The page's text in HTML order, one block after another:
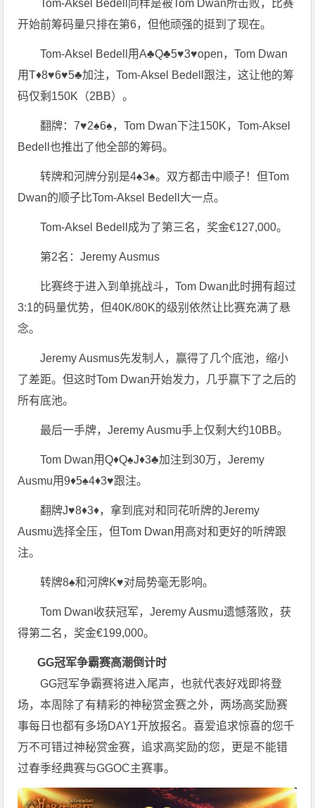
Tom-Aksel Bedell同样是被Tom Dwan所击败，比赛
开始前筹码量只排在第6，但他顽强的挺到了现在。
Tom-Aksel Bedell用A♣Q♣5♥3♥open，Tom Dwan
用T♦8♥6♥5♣加注，Tom-Aksel Bedell跟注，这让他的筹
码仅剩150K（2BB）。
翻牌：7♥2♠6♠，Tom Dwan下注150K，Tom-Aksel
Bedell也推出了他全部的筹码。
转牌和河牌分别是4♠3♠。双方都击中顺子！但Tom
Dwan的顺子比Tom-Aksel Bedell大一点。
Tom-Aksel Bedell成为了第三名，奖金€127,000。
第2名：Jeremy Ausmus
比赛终于进入到单挑战斗，Tom Dwan此时拥有超过
3:1的码量优势，但40K/80K的级别依然让比赛充满了悬
念。
Jeremy Ausmus先发制人，赢得了几个底池，缩小
了差距。但这时Tom Dwan开始发力，几乎赢下了之后的
所有底池。
最后一手牌，Jeremy Ausmu手上仅剩大约10BB。
Tom Dwan用Q♦Q♠J♦3♣加注到30万，Jeremy
Ausmu用9♦5♠4♦3♥跟注。
翻牌J♥8♦3♦，拿到底对和同花听牌的Jeremy
Ausmu选择全压，但Tom Dwan用高对和更好的听牌跟
注。
转牌8♠和河牌K♥对局势毫无影响。
Tom Dwan收获冠军，Jeremy Ausmu遗憾落败，获
得第二名，奖金€199,000。
GG冠军争霸赛高潮倒计时
GG冠军争霸赛将进入尾声，也就代表好戏即将登
场，本周除了有精彩的神秘赏金赛之外，两场高奖励赛
事每日也都有多场DAY1开放报名。喜爱追求惊喜的您千
万不可错过神秘赏金赛，追求高奖励的您，更是不能错
过春季经典赛与GGOC主赛事。